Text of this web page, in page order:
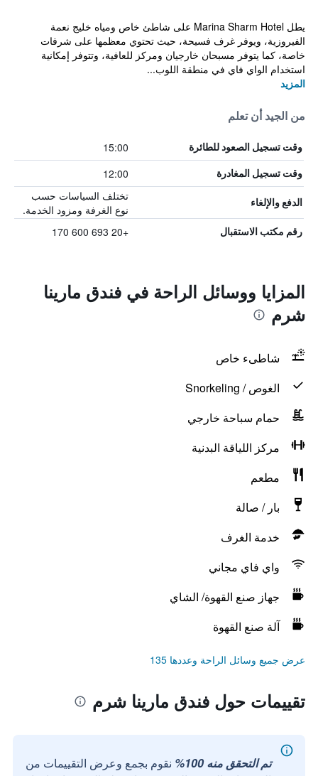
يطل Marina Sharm Hotel على شاطئ خاص ومياه خليج نعمة
الفيروزية، ويوفر غرف فسيحة، حيث تحتوي معظمها على شرفات
خاصة، كما يتوفر مسبحان خارجيان ومركز للعافية، وتتوفر إمكانية
استخدام الواي فاي في منطقة اللوب...
المزيد
من الجيد أن تعلم
وقت تسجيل الصعود للطائرة 15:00
وقت تسجيل المغادرة 12:00
الدفع والإلغاء
تختلف السياسات حسب
نوع الغرفة ومزود الخدمة.
رقم مكتب الاستقبال +20 693 600 170
المزايا ووسائل الراحة في فندق مارينا
شرم
شاطىء خاص
الغوص / Snorkeling
حمام سباحة خارجي
مركز اللياقة البدنية
مطعم
بار / صالة
خدمة الغرف
واي فاي مجاني
جهاز صنع القهوة/ الشاي
آلة صنع القهوة
عرض جميع وسائل الراحة وعددها 135
تقييمات حول فندق مارينا شرم
تم التحقق منه 100%
نقوم بجمع وعرض التقييمات من